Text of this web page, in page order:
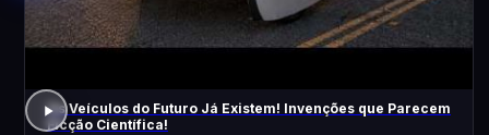
Os Veículos do Futuro Já Existem! Invenções que Parecem
Ficção Científica!